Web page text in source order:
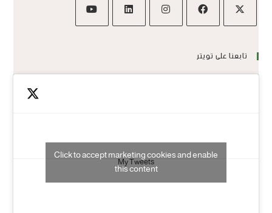
تابعنا على تويتر
My Tweets
Click to accept marketing cookies and enable
this content